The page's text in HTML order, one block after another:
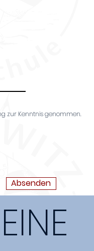
Absenden
zur Kenntnis genommen.